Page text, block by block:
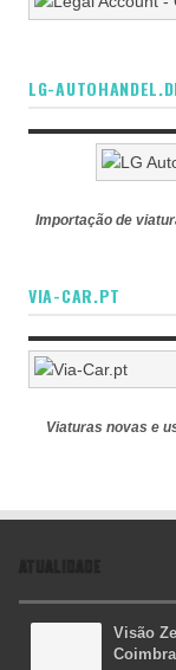
LG-
Importação de
VIA-CAR.PT
Viaturas novas e
ATUALIDADE
Visão